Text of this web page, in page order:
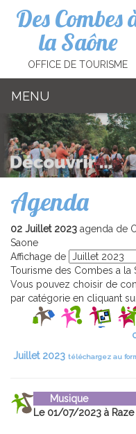
Des Combes
la Saône
OFFICE DE TOURISME
MENU
Agenda
02 Juillet 2023 agenda de
Saone
Affichage de
Tourisme des Combes a la
Vous pouvez choisir de
par catégorie en cliquant
Juillet 2023 téléchargez au
Musique
Le 01/07/2023 à Raze